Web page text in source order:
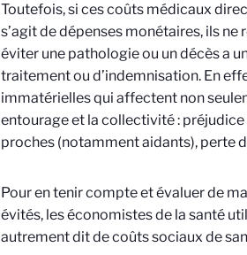
Toutefois, si ces coûts médicaux
s’agit de dépenses monétaires, ils
éviter une pathologie ou un décès a
traitement ou d’indemnisation. En
immatérielles qui affectent non
entourage et la collectivité :
proches (notamment aidants), perte
Pour en tenir compte et évaluer de
évités, les économistes de la santé
autrement dit de coûts sociaux de